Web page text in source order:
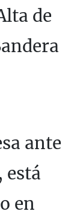
de
ante
está
en